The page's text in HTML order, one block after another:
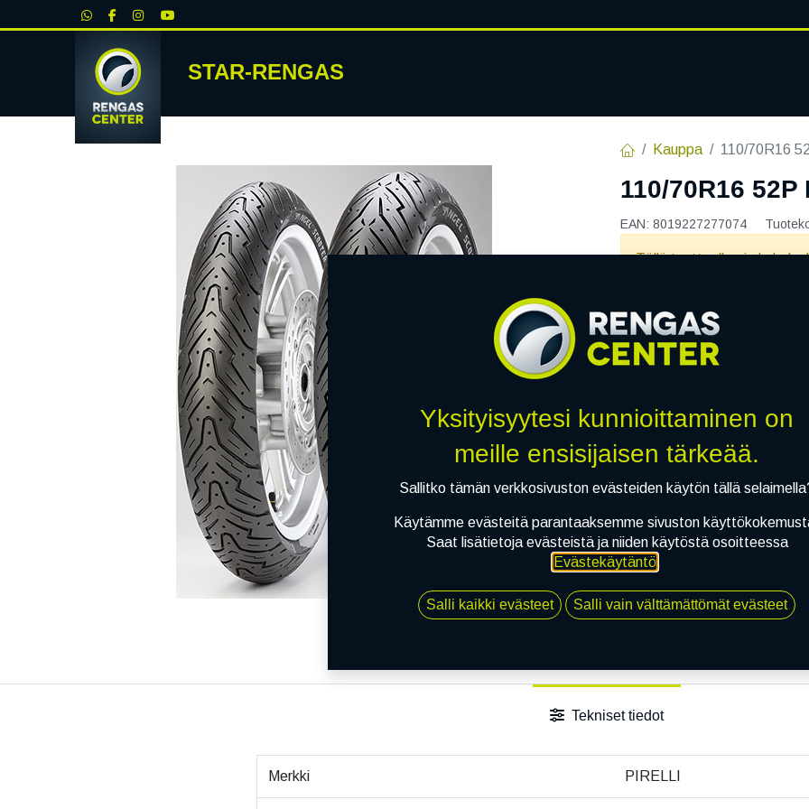
STAR-RENGAS
Kauppa 110/70R16
110/70R16 52P
EAN: 8019227277074
Tällä tuotteella ei ole
Jaa
Toimitusehdot
Tekniset tiedot
Merkki PIRELLI
Yksityisyytesi kunnioittaminen on
meille ensisijaisen tärkeää.
Sallitko tämän verkkosivuston evästeiden käytön tällä
Käytämme evästeitä parantaaksemme sivuston
Saat lisätietoja evästeistä ja niiden käytöstä osoitteessa
Evästekäytäntö.
Salli kaikki evästeet Salli vain välttämättömät evästeet